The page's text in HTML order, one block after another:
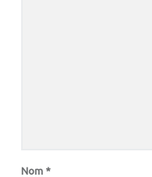
Nom *